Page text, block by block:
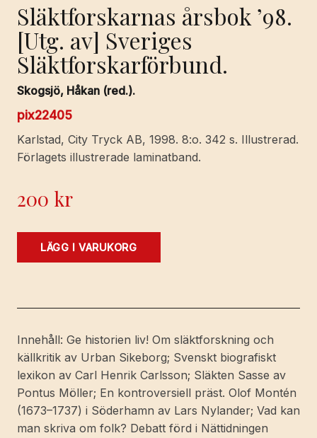
Släktforskarnas årsbok ’98.
[Utg. av] Sveriges
Släktforskarförbund.
Skogsjö, Håkan (red.).
pix22405
Karlstad, City Tryck AB, 1998. 8:o. 342 s. Illustrerad.
Förlagets illustrerade laminatband.
200 kr
Släktforskarnas
av]
Släktforskarförbund.
mängd
LÄGG I VARUKORG
Innehåll: Ge historien liv! Om släktforskning och
källkritik av Urban Sikeborg; Svenskt biografiskt
lexikon av Carl Henrik Carlsson; Släkten Sasse av
Pontus Möller; En kontroversiell präst. Olof Montén
(1673–1737) i Söderhamn av Lars Nylander; Vad kan
man skriva om folk? Debatt förd i Nättidningen